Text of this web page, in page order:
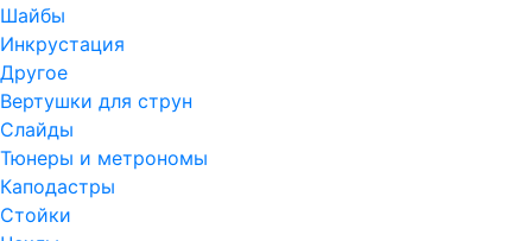
Шайбы
Инкрустация
Другое
Вертушки для струн
Слайды
Тюнеры и метрономы
Каподастры
Стойки